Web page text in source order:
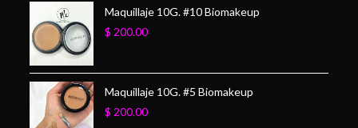
Maquillaje 10G. #10 Biomakeup
$ 200.00
Maquillaje 10G. #5 Biomakeup
$ 200.00